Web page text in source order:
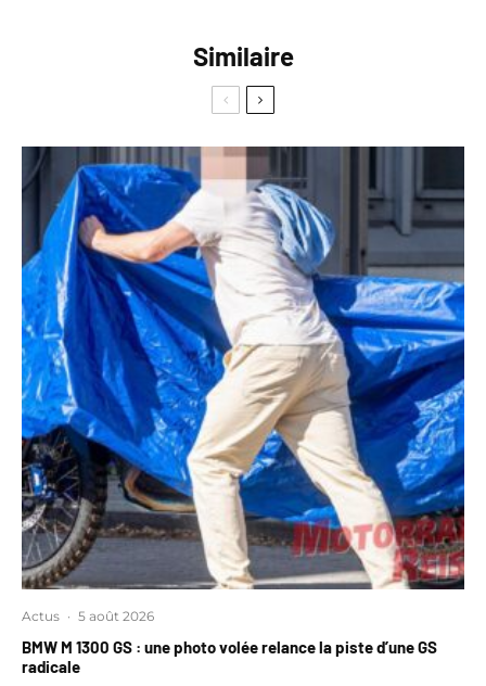
Similaire
Actus · 5 août 2026
BMW M 1300 GS : une photo volée relance la piste d’une GS
radicale